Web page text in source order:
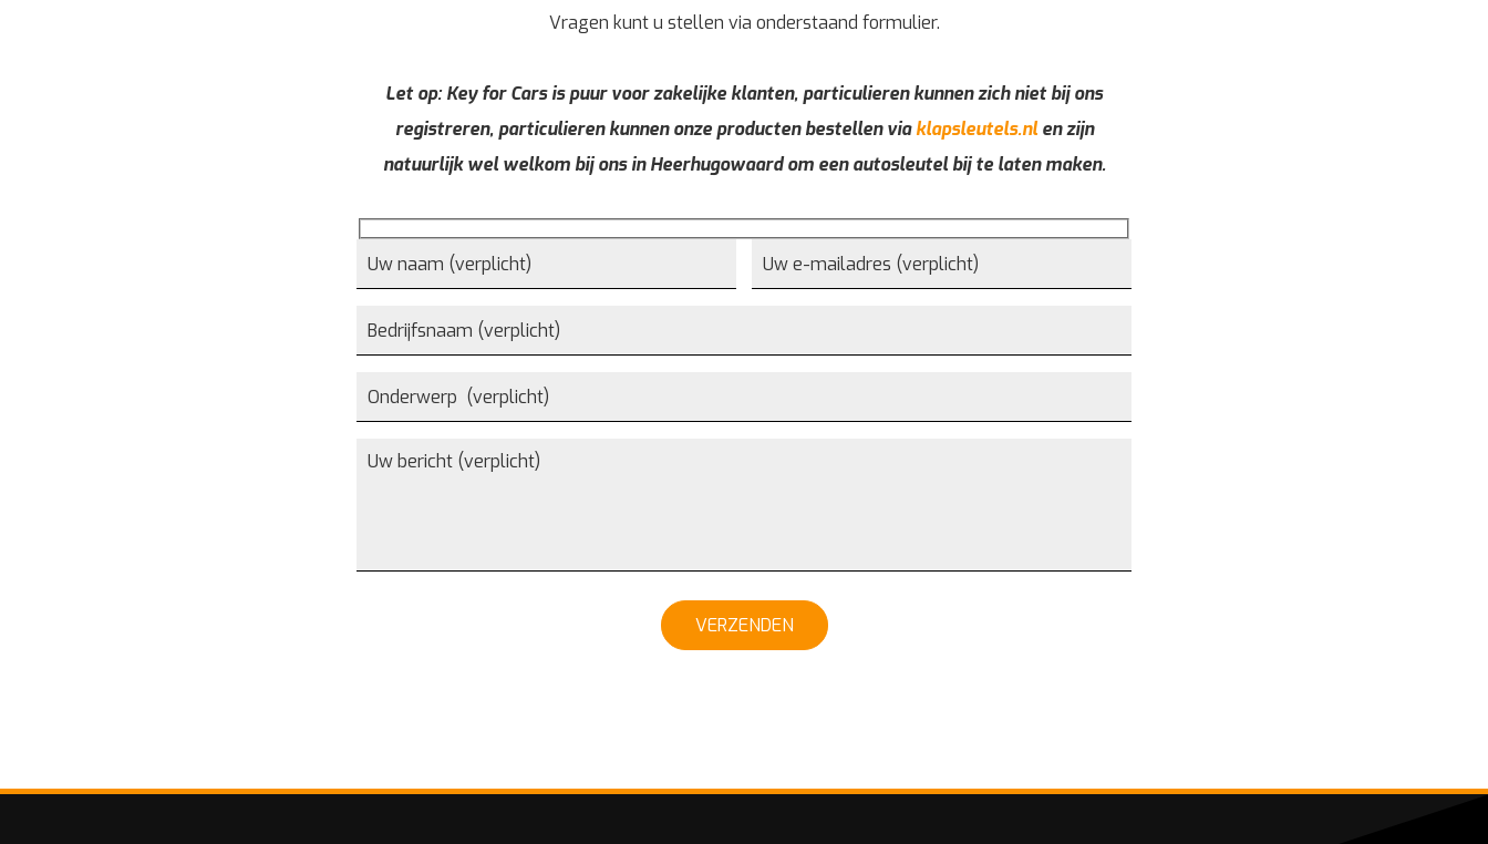
Vragen kunt u stellen via onderstaand formulier.
Let op: Key for Cars is puur voor zakelijke klanten, particulieren kunnen zich niet bij ons
registreren, particulieren kunnen onze producten bestellen viaklapsleutels.nlen zijn
natuurlijk wel welkom bij ons in Heerhugowaard om een autosleutel bij te laten maken.
VERZENDEN